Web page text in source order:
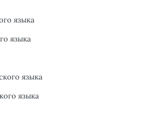
языка
языка
языка
языка